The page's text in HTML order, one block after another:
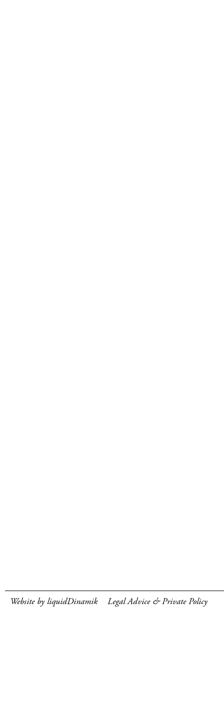
Website by liquidDinamik Legal Advice & Private Policy